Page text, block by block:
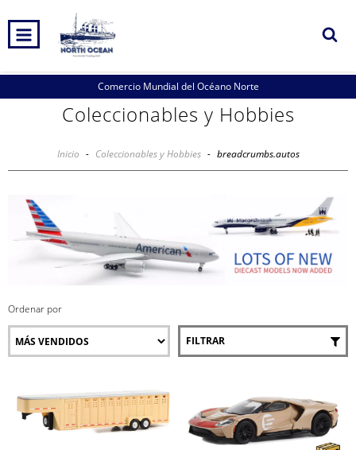
INICIO
Comercio Mundial del Océano Norte
Coleccionables y Hobbies
Inicio - Coleccionables y Hobbies - breadcrumbs.autos
Ordenar por
FILTRAR